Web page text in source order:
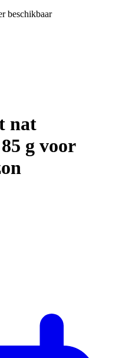
beschikbaar
nat
g voor